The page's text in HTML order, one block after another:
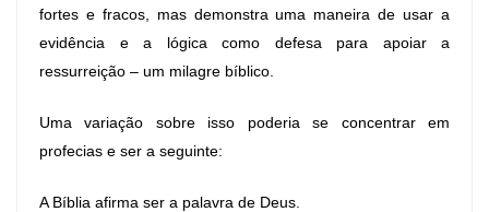
fortes e fracos, mas demonstra uma maneira de usar a
evidência e a lógica como defesa para apoiar a
ressurreição – um milagre bíblico.
Uma variação sobre isso poderia se concentrar em
profecias e ser a seguinte:
A Bíblia afirma ser a palavra de Deus.